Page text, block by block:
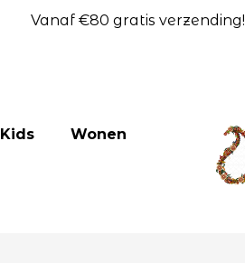
Vanaf €80 gratis verzending!
Kids Wonen